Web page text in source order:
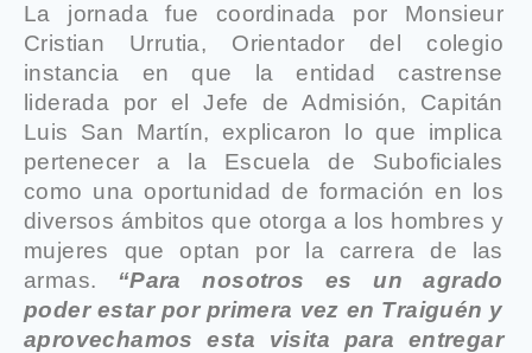
La jornada fue coordinada por Monsieur
Cristian Urrutia, Orientador del colegio
instancia en que la entidad castrense
liderada por el Jefe de Admisión, Capitán
Luis San Martín, explicaron lo que implica
pertenecer a la Escuela de Suboficiales
como una oportunidad de formación en los
diversos ámbitos que otorga a los hombres y
mujeres que optan por la carrera de las
armas.
“Para nosotros es un agrado
poder estar por primera vez en Traiguén y
aprovechamos esta visita para entregar